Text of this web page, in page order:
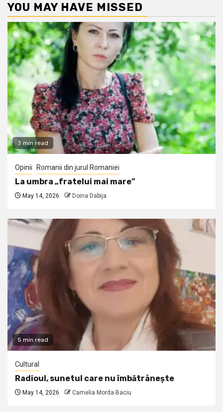
YOU MAY HAVE MISSED
3 min read
Opinii Romanii din jurul Romaniei
La umbra „fratelui mai mare”
May 14, 2026 Doina Dabija
5 min read
Cultural
Radioul, sunetul care nu îmbătrânește
May 14, 2026 Camelia Morda Baciu